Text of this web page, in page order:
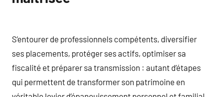
S’entourer de professionnels compétents, diversifier
ses placements, protéger ses actifs, optimiser sa
fiscalité et préparer sa transmission : autant d’étapes
qui permettent de transformer son patrimoine en